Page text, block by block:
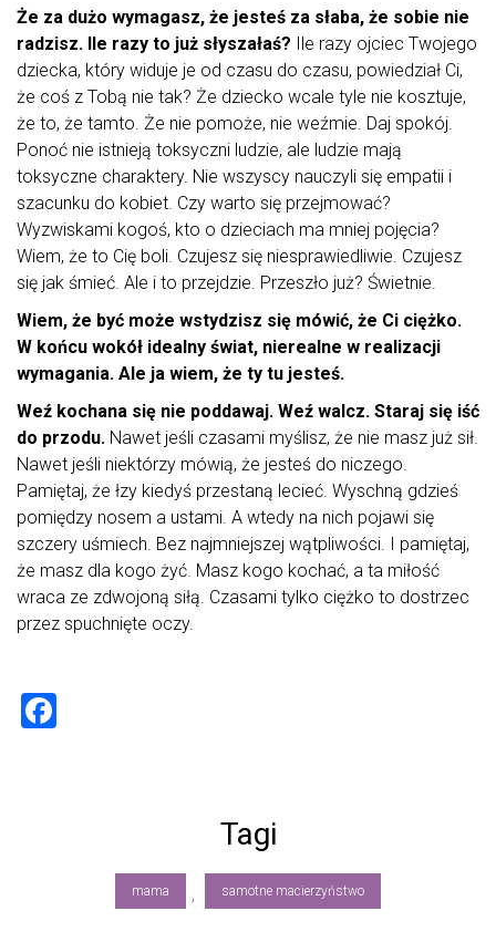
Że za dużo wymagasz, że jesteś za słaba, że sobie nie
radzisz. Ile razy to już słyszałaś? Ile razy ojciec Twojego
dziecka, który widuje je od czasu do czasu, powiedział Ci,
że coś z Tobą nie tak? Że dziecko wcale tyle nie kosztuje,
że to, że tamto. Że nie pomoże, nie weźmie. Daj spokój.
Ponoć nie istnieją toksyczni ludzie, ale ludzie mają
toksyczne charaktery. Nie wszyscy nauczyli się empatii i
szacunku do kobiet. Czy warto się przejmować?
Wyzwiskami kogoś, kto o dzieciach ma mniej pojęcia?
Wiem, że to Cię boli. Czujesz się niesprawiedliwie. Czujesz
się jak śmieć. Ale i to przejdzie. Przeszło już? Świetnie.
Wiem, że być może wstydzisz się mówić, że Ci ciężko.
W końcu wokół idealny świat, nierealne w realizacji
wymagania. Ale ja wiem, że ty tu jesteś.
Weź kochana się nie poddawaj. Weź walcz. Staraj się iść
do przodu. Nawet jeśli czasami myślisz, że nie masz już sił.
Nawet jeśli niektórzy mówią, że jesteś do niczego.
Pamiętaj, że łzy kiedyś przestaną lecieć. Wyschną gdzieś
pomiędzy nosem a ustami. A wtedy na nich pojawi się
szczery uśmiech. Bez najmniejszej wątpliwości. I pamiętaj,
że masz dla kogo żyć. Masz kogo kochać, a ta miłość
wraca ze zdwojoną siłą. Czasami tylko ciężko to dostrzec
przez spuchnięte oczy.
Tagi
mama , samotne macierzyństwo